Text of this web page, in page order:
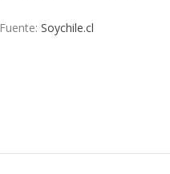
Fuente:Soychile.cl